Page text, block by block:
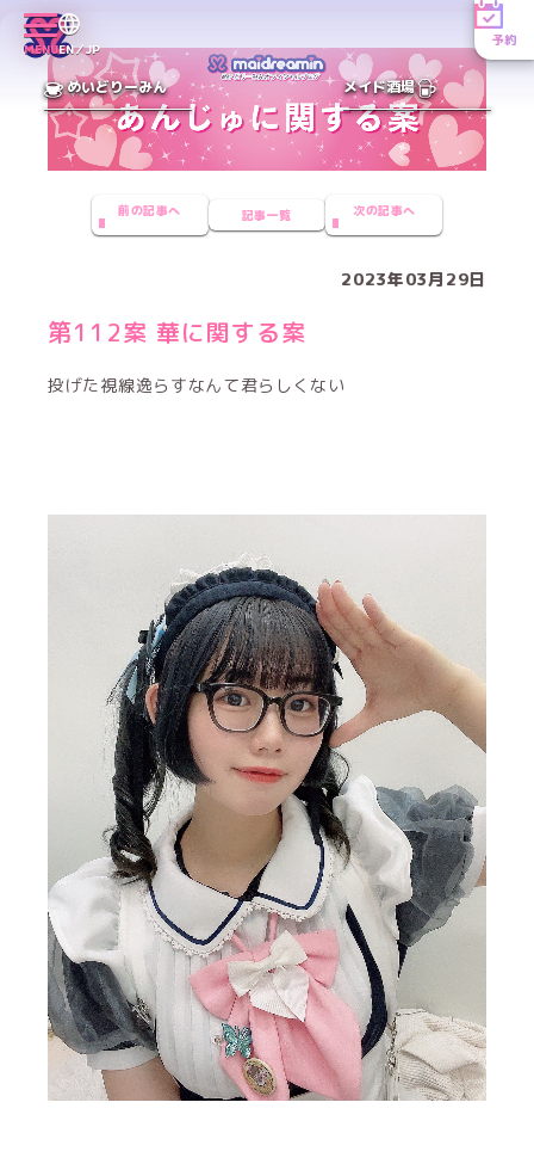
MENUEN／JP
予約
めいどりーみん メイド酒場
前の記事へ 記事一覧 次の記事へ
2023年03月29日
第112案 華に関する案
投げた視線逸らすなんて君らしくない